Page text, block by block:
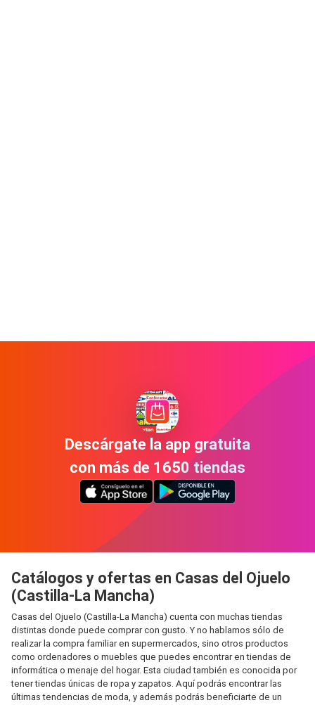
Descárgate la app gratuita
con más de 1650 tiendas
Catálogos y ofertas en Casas del Ojuelo
(Castilla-La Mancha)
Casas del Ojuelo (Castilla-La Mancha) cuenta con muchas tiendas
distintas donde puede comprar con gusto. Y no hablamos sólo de
realizar la compra familiar en supermercados, sino otros productos
como ordenadores o muebles que puedes encontrar en tiendas de
informática o menaje del hogar. Esta ciudad también es conocida por
tener tiendas únicas de ropa y zapatos. Aquí podrás encontrar las
últimas tendencias de moda, y además podrás beneficiarte de un